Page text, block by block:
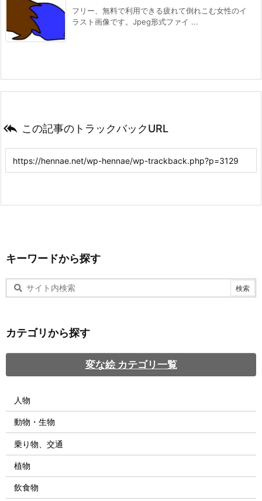
フリー、無料で利用できる疲れて倒れこむ女性のイ
ラスト画像です。Jpeg形式ファイ ...
 この記事のトラックバックURL
キーワードから探す
カテゴリから探す
変な絵 カテゴリ一覧
人物
動物・生物
乗り物、交通
植物
飲食物